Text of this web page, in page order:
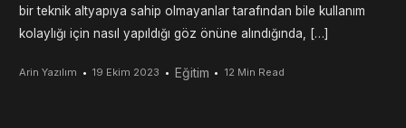
bir teknik altyapıya sahip olmayanlar tarafından bile kullanım
kolaylığı için nasıl yapıldığı göz önüne alındığında, […]
Arin Yazılım 19 Ekim 2023 Eğitim 12 Min Read